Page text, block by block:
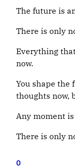
The future is
There is only
Everything
now.
You shape the
thoughts now,
Any moment
There is only
0